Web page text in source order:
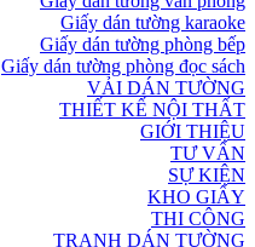
Giấy dán tường karaoke
Giấy dán tường phòng bếp
Giấy dán tường phòng đọc sách
VẢI DÁN TƯỜNG
THIẾT KẾ NỘI THẤT
GIỚI THIỆU
TƯ VẤN
SỰ KIỆN
KHO GIẤY
THI CÔNG
TRANH DÁN TƯỜNG